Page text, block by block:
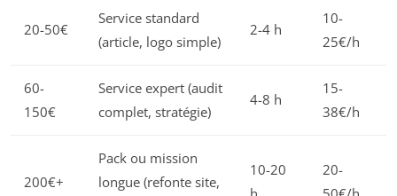
20-50€
Service standard
(article, logo simple)
2-4 h
10-
25€/h
60-
150€
Service expert (audit
complet, stratégie)
4-8 h
15-
38€/h
200€+
Pack ou mission
longue (refonte site,
10-20
20-